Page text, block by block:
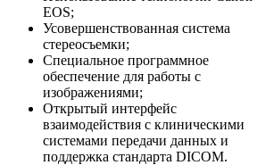
EOS;
Усовершенствованная система
стереосъемки;
Специальное программное
обеспечение для работы с
изображениями;
Открытый интерфейс
взаимодействия с клиническими
системами передачи данных и
поддержка стандарта DICOM.